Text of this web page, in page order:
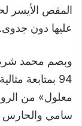
المقص الأيسر
عليها دون جدوى.
وبصم محمد
94 بمتابعة
معلول» من
سامي